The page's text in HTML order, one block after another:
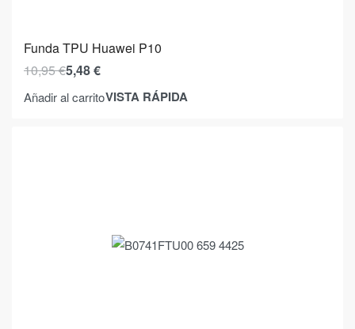
Funda TPU Huawei P10
10,95€5,48€
Añadir al carritoVISTA RÁPIDA